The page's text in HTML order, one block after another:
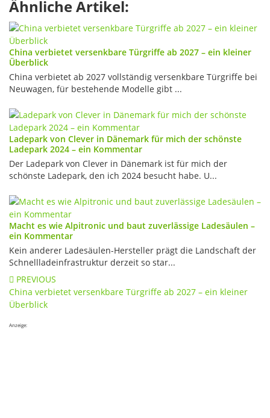
Ähnliche Artikel:
China verbietet versenkbare Türgriffe ab 2027 – ein kleiner
Überblick
China verbietet ab 2027 vollständig versenkbare Türgriffe bei
Neuwagen, für bestehende Modelle gibt ...
Ladepark von Clever in Dänemark für mich der schönste
Ladepark 2024 – ein Kommentar
Der Ladepark von Clever in Dänemark ist für mich der
schönste Ladepark, den ich 2024 besucht habe. U...
Macht es wie Alpitronic und baut zuverlässige Ladesäulen –
ein Kommentar
Kein anderer Ladesäulen-Hersteller prägt die Landschaft der
Schnellladeinfrastruktur derzeit so star...
Post
navigation
PREVIOUS
China verbietet versenkbare Türgriffe ab 2027 – ein kleiner
Überblick
Anzeige: